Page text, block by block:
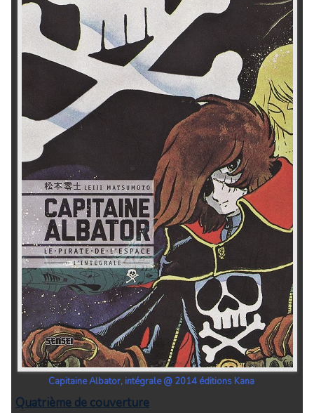
Capitaine Albator, intégrale @ 2014 éditions Kana
Quatrième de couverture